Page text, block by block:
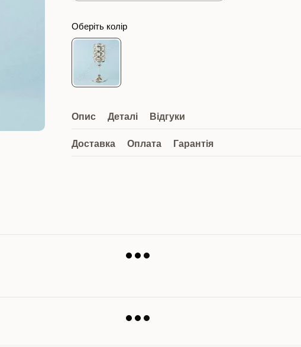
Оберіть колір
Опис Деталі Відгуки
Доставка Оплата Гарантія